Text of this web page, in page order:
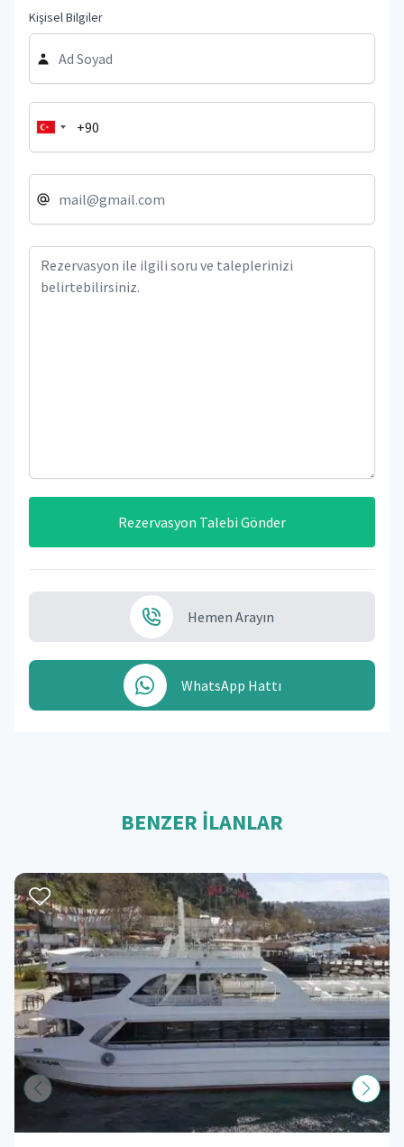
Kişisel Bilgiler
Rezervasyon Talebi Gönder
Hemen Arayın
WhatsApp Hattı
BENZER İLANLAR